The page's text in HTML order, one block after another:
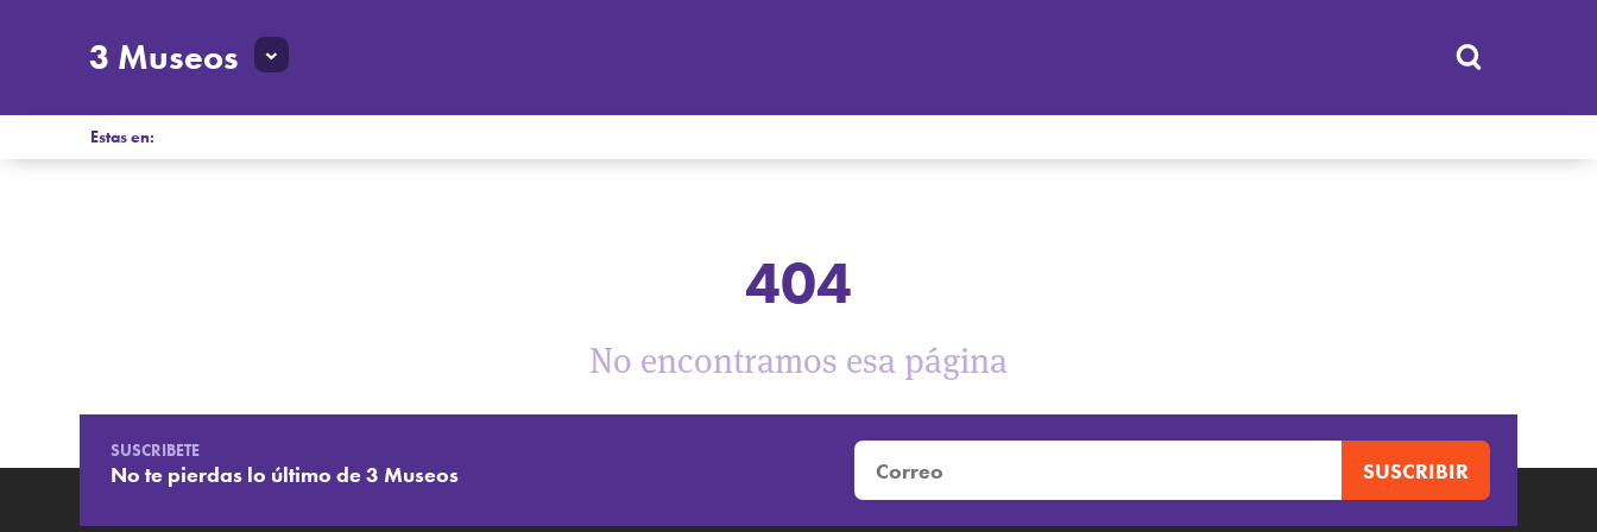
3 Museos
Estas en:
404
No encontramos esa página
SUSCRIBETE
No te pierdas lo último de 3 Museos